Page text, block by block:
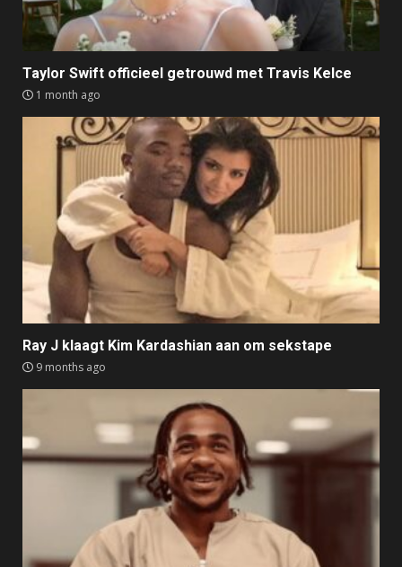
Taylor Swift officieel getrouwd met Travis Kelce
1 month ago
Ray J klaagt Kim Kardashian aan om sekstape
9 months ago